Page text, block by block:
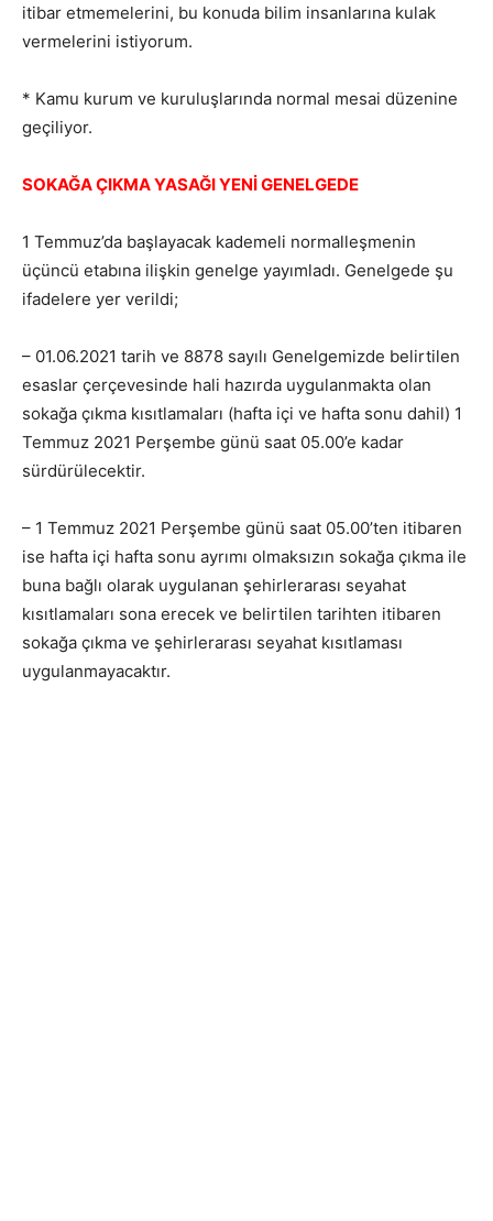
itibar etmemelerini, bu konuda bilim insanlarına kulak
vermelerini istiyorum.
* Kamu kurum ve kuruluşlarında normal mesai düzenine
geçiliyor.
SOKAĞA ÇIKMA YASAĞI YENİ GENELGEDE
1 Temmuz’da başlayacak kademeli normalleşmenin
üçüncü etabına ilişkin genelge yayımladı. Genelgede şu
ifadelere yer verildi;
– 01.06.2021 tarih ve 8878 sayılı Genelgemizde belirtilen
esaslar çerçevesinde hali hazırda uygulanmakta olan
sokağa çıkma kısıtlamaları (hafta içi ve hafta sonu dahil) 1
Temmuz 2021 Perşembe günü saat 05.00’e kadar
sürdürülecektir.
– 1 Temmuz 2021 Perşembe günü saat 05.00’ten itibaren
ise hafta içi hafta sonu ayrımı olmaksızın sokağa çıkma ile
buna bağlı olarak uygulanan şehirlerarası seyahat
kısıtlamaları sona erecek ve belirtilen tarihten itibaren
sokağa çıkma ve şehirlerarası seyahat kısıtlaması
uygulanmayacaktır.